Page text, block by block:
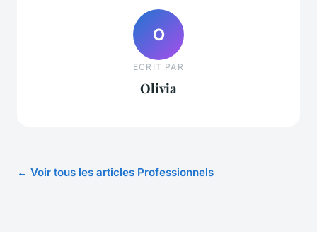
O
ECRIT PAR
Olivia
← Voir tous les articles Professionnels